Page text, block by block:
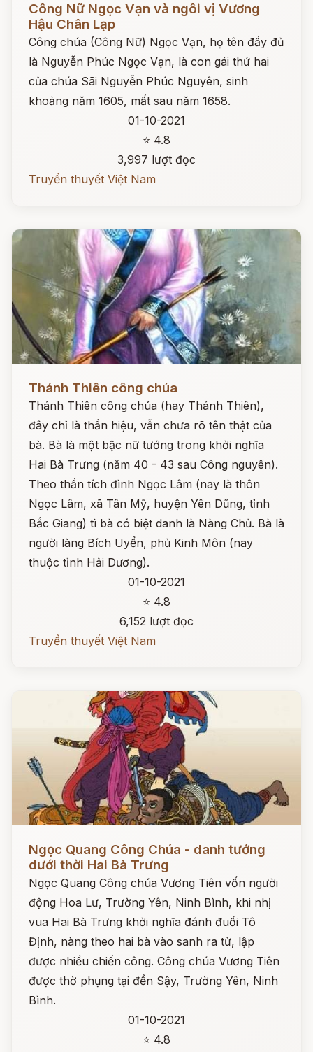
Công Nữ Ngọc Vạn và ngôi vị Vương
Hậu Chân Lạp
Công chúa (Công Nữ) Ngọc Vạn, họ tên đầy đủ
là Nguyễn Phúc Ngọc Vạn, là con gái thứ hai
của chúa Sãi Nguyễn Phúc Nguyên, sinh
khoảng năm 1605, mất sau năm 1658.
01-10-2021
⭐ 4.8
3,997 lượt đọc
Truyền thuyết Việt Nam
Thánh Thiên công chúa
Thánh Thiên công chúa (hay Thánh Thiên),
đây chỉ là thần hiệu, vẫn chưa rõ tên thật của
bà. Bà là một bậc nữ tướng trong khởi nghĩa
Hai Bà Trưng (năm 40 - 43 sau Công nguyên).
Theo thần tích đình Ngọc Lâm (nay là thôn
Ngọc Lâm, xã Tân Mỹ, huyện Yên Dũng, tỉnh
Bắc Giang) tì bà có biệt danh là Nàng Chủ. Bà là
người làng Bích Uyển, phủ Kinh Môn (nay
thuộc tỉnh Hải Dương).
01-10-2021
⭐ 4.8
6,152 lượt đọc
Truyền thuyết Việt Nam
Ngọc Quang Công Chúa - danh tướng
dưới thời Hai Bà Trưng
Ngọc Quang Công chúa Vương Tiên vốn người
động Hoa Lư, Trường Yên, Ninh Bình, khi nhị
vua Hai Bà Trưng khởi nghĩa đánh đuổi Tô
Định, nàng theo hai bà vào sanh ra tử, lập
được nhiều chiến công. Công chúa Vương Tiên
được thờ phụng tại đền Sậy, Trường Yên, Ninh
Bình.
01-10-2021
⭐ 4.8